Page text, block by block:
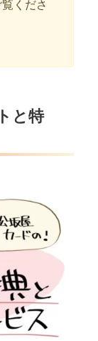
くださ
と特